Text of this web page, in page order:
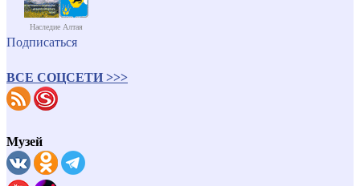
Наследие Алтая
Подписаться
ВСЕ СОЦСЕТИ >>>
Музей